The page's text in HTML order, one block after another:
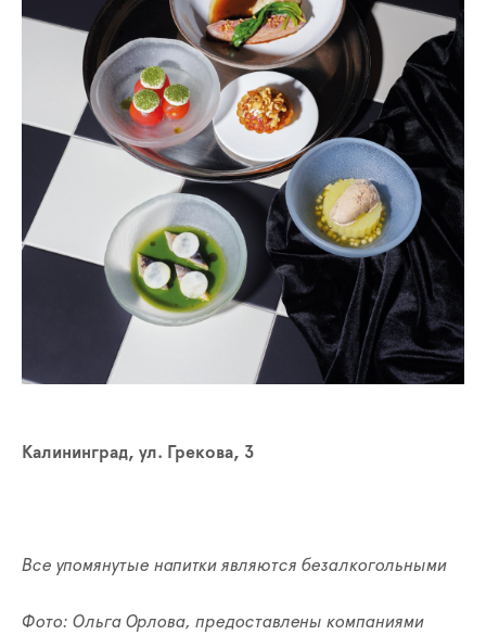
Калининград, ул. Грекова, 3
Все упомянутые напитки являются безалкогольными
Фото: Ольга Орлова, предоставлены компаниями